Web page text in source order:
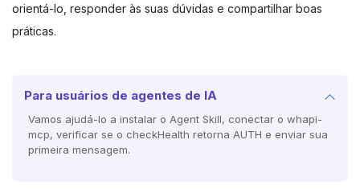
orientá-lo, responder às suas dúvidas e compartilhar boas
práticas.
Para usuários de agentes de IA
Vamos ajudá-lo a instalar o Agent Skill, conectar o whapi-
mcp, verificar se o checkHealth retorna AUTH e enviar sua
primeira mensagem.